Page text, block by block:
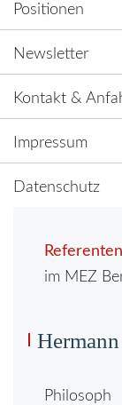
Positionen
Newsletter
Kontakt &
Impressum
Datenschutz
Referenten
im MEZ
Philosoph